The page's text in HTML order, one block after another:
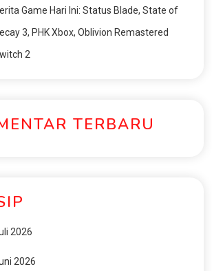
Game Hari Ini: Status Blade, State of
3, PHK Xbox, Oblivion Remastered
2
TERBARU
2026
2026